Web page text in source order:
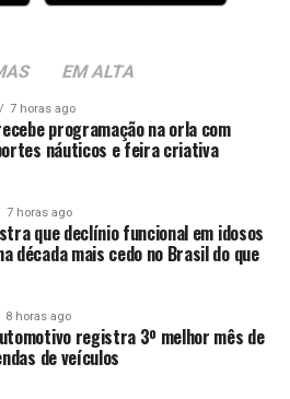
EM ALTA
7 horas ago
programação na orla com
náuticos e feira criativa
7 horas ago
que declínio funcional em idosos
década mais cedo no Brasil do que
8 horas ago
registra 3º melhor mês de
de veículos